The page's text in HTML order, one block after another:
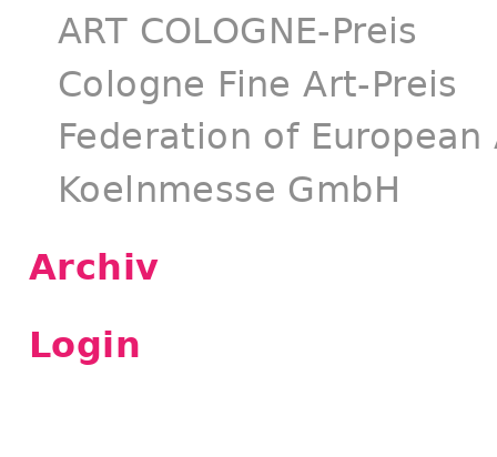
ART COLOGNE-Preis
Cologne Fine Art-Preis
Federation of
Koelnmesse GmbH
Archiv
Login